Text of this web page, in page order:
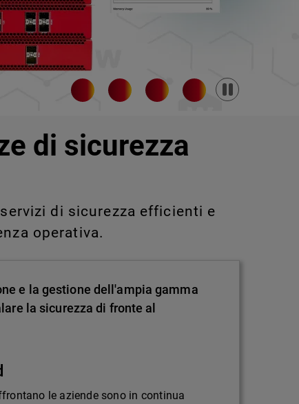
Pause
di sicurezza
di sicurezza efficienti e
operativa.
e la gestione dell'ampia gamma
la sicurezza di fronte al
le aziende sono in continua